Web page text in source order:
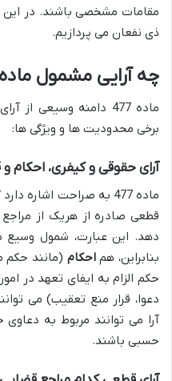
مقامات مشخصی باشند. در
ذی نفعان می پردازیم.
چه آرایی مشمول ماده 477 می شوند؟
ماده 477 دامنه
برخی محدودیت ها و ویژگی ها:
آرای حقوقی و کیفری، احکام و
ماده 477 به صراحت
قطعی صادره از هریک از
دهد. این عبارت، شمول وسیع
بنابراین، هماحکام (مانند حکم
حکم الزام به ایفای تعهد در
دعوا، قرار منع تعقیب) می
آرا می توانند مربوط به دعاوی
حسبی باشند.